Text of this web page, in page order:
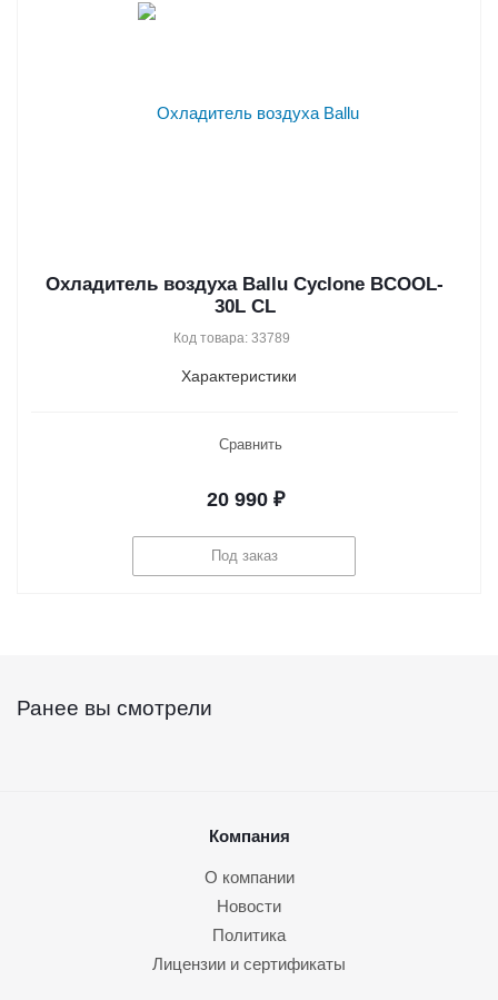
Охладитель воздуха Ballu Cyclone BCOOL-
30L CL
Код товара: 33789
Характеристики
Сравнить
20 990₽
Под заказ
Ранее вы смотрели
Компания
О компании
Новости
Политика
Лицензии и сертификаты